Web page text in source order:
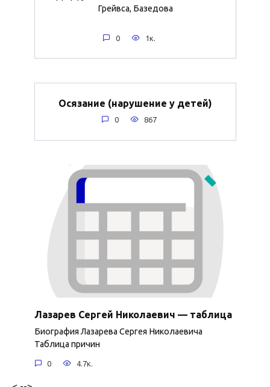
Грейвса, Базедова
0 1к.
Осязание (нарушение у детей)
0 867
Лазарев Сергей Николаевич — таблица
Биография Лазарева Сергея Николаевича
Таблица причин
0 4.7к.